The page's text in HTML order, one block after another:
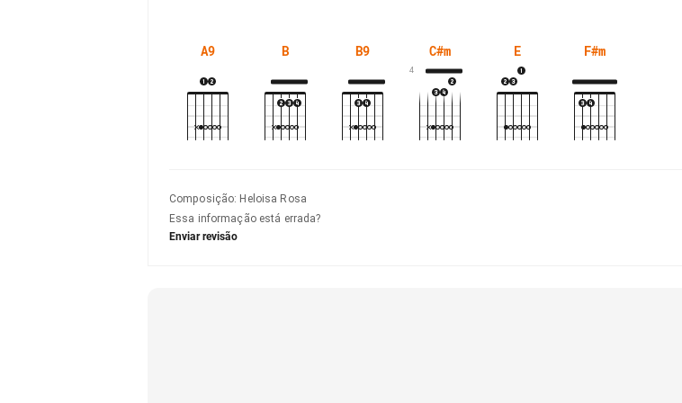
A9 B B9 C#m
4
E F#m
Composição: Heloisa Rosa
Essa informação está errada?
Enviar revisão